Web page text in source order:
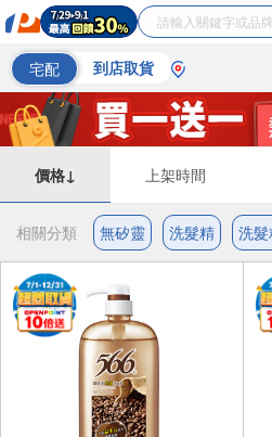
宅配 到店取貨
價格↓ 上架時間
相關分類 無矽靈 洗髮精 洗